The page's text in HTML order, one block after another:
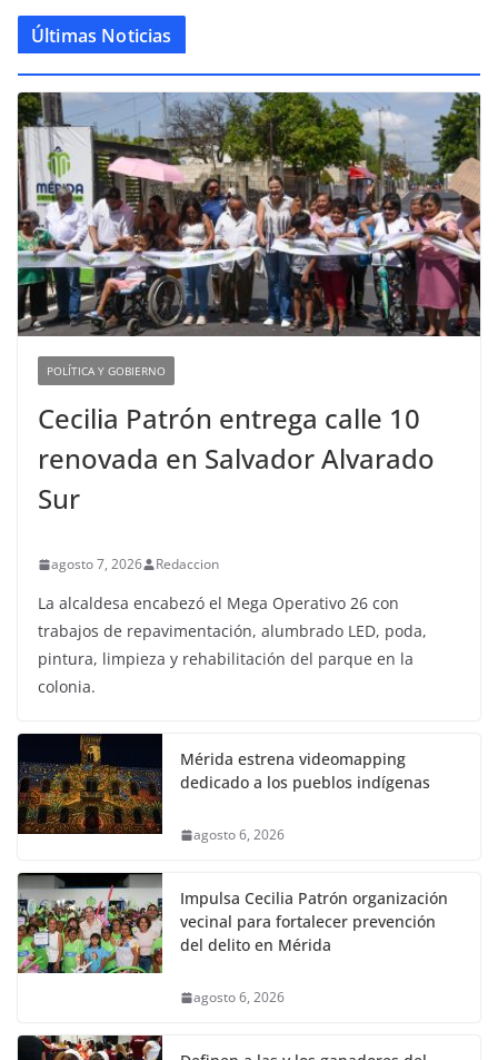
Últimas Noticias
POLÍTICA Y GOBIERNO
Cecilia Patrón entrega calle 10
renovada en Salvador Alvarado
Sur
agosto 7, 2026 Redaccion
La alcaldesa encabezó el Mega Operativo 26 con
trabajos de repavimentación, alumbrado LED, poda,
pintura, limpieza y rehabilitación del parque en la
colonia.
Mérida estrena videomapping
dedicado a los pueblos indígenas
agosto 6, 2026
Impulsa Cecilia Patrón organización
vecinal para fortalecer prevención
del delito en Mérida
agosto 6, 2026